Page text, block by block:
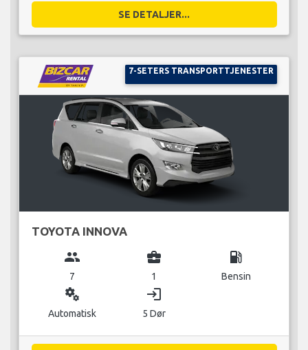
SE DETALJER...
7-SETERS TRANSPORTTJENESTER
TOYOTA INNOVA
group
7
business_center
1
local_gas_station
Bensin
miscellaneous_services
Automatisk
login
5 Dør